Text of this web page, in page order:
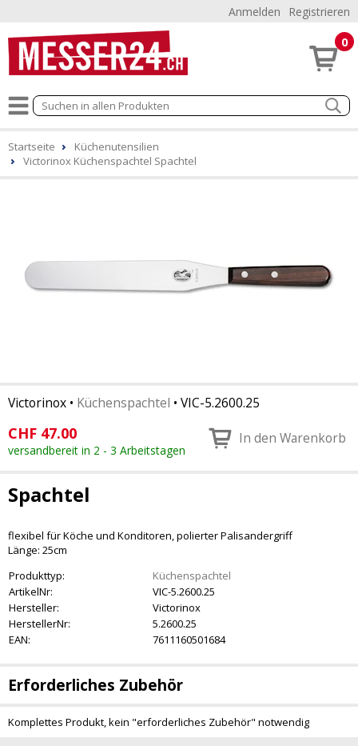
Anmelden Registrieren
0
Startseite
Küchenutensilien
Victorinox Küchenspachtel Spachtel
Victorinox • Küchenspachtel • VIC-5.2600.25
CHF 47.00
versandbereit in 2 - 3 Arbeitstagen
In den Warenkorb
Spachtel
flexibel für Köche und Konditoren, polierter Palisandergriff
Länge: 25cm
Produkttyp:
Küchenspachtel
ArtikelNr:
VIC-5.2600.25
Hersteller:
Victorinox
HerstellerNr:
5.2600.25
EAN:
7611160501684
Erforderliches Zubehör
Komplettes Produkt, kein "erforderliches Zubehör" notwendig